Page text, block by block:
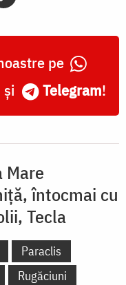
pe
și Telegram!
Mare
întocmai cu
Tecla
Paraclis
Rugăciuni